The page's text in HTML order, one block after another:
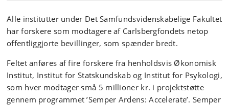
Alle institutter under Det Samfundsvidenskabelige Fakultet
har forskere som modtagere af Carlsbergfondets netop
offentliggjorte bevillinger, som spænder bredt.
Feltet anføres af fire forskere fra henholdsvis Økonomisk
Institut, Institut for Statskundskab og Institut for Psykologi,
som hver modtager små 5 millioner kr. i projektstøtte
gennem programmet ’Semper Ardens: Accelerate’. Semper